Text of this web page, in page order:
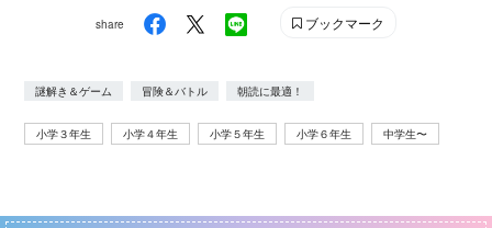
share ブックマーク
謎解き＆ゲーム 冒険＆バトル 朝読に最適！
小学３年生 小学４年生 小学５年生 小学６年生 中学生〜